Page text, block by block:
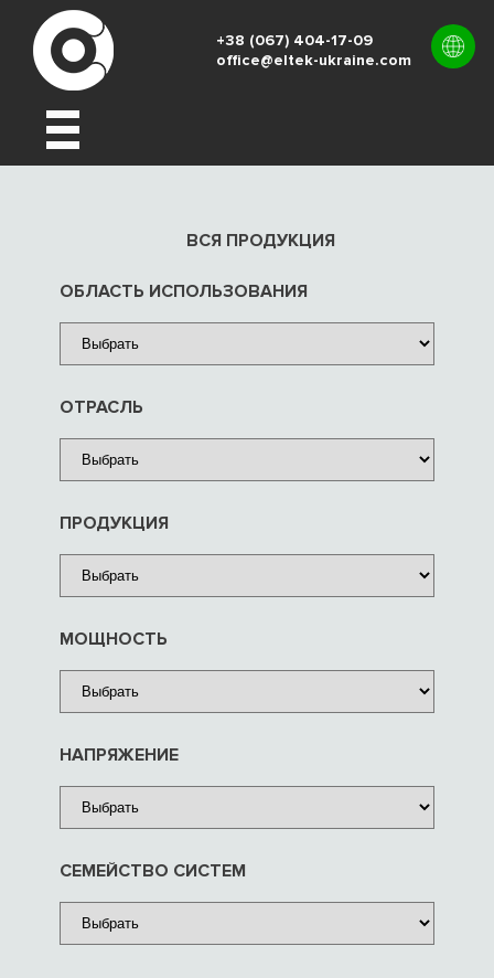
+38 (067) 404-17-09
office@eltek-ukraine.com
ВСЯ ПРОДУКЦИЯ
ОБЛАСТЬ ИСПОЛЬЗОВАНИЯ
ОТРАСЛЬ
ПРОДУКЦИЯ
МОЩНОСТЬ
НАПРЯЖЕНИЕ
СЕМЕЙСТВО СИСТЕМ